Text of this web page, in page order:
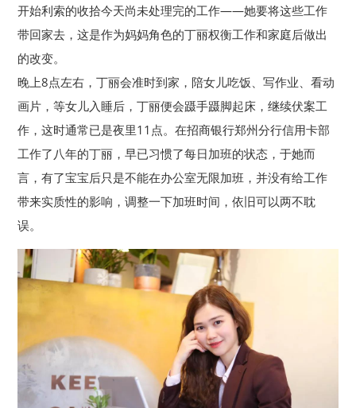
开始利索的收拾今天尚未处理完的工作——她要将这些工作
带回家去，这是作为妈妈角色的丁丽权衡工作和家庭后做出
的改变。
晚上8点左右，丁丽会准时到家，陪女儿吃饭、写作业、看动
画片，等女儿入睡后，丁丽便会蹑手蹑脚起床，继续伏案工
作，这时通常已是夜里11点。在招商银行郑州分行信用卡部
工作了八年的丁丽，早已习惯了每日加班的状态，于她而
言，有了宝宝后只是不能在办公室无限加班，并没有给工作
带来实质性的影响，调整一下加班时间，依旧可以两不耽
误。